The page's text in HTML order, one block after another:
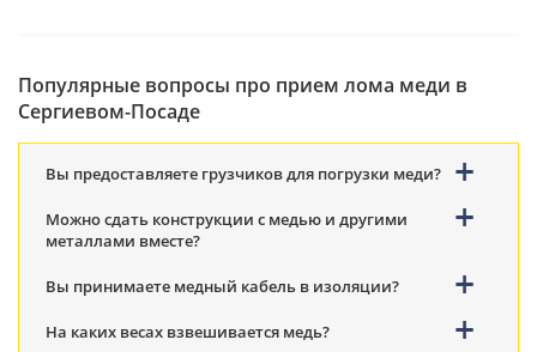
Популярные вопросы про прием лома меди в
Сергиевом-Посаде
Вы предоставляете грузчиков для погрузки меди?
Можно сдать конструкции с медью и другими
металлами вместе?
Вы принимаете медный кабель в изоляции?
На каких весах взвешивается медь?